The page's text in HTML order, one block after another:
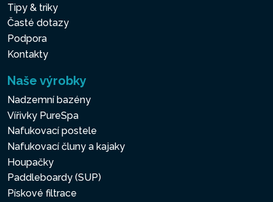
Tipy & triky
Časté dotazy
Podpora
Kontakty
Naše výrobky
Nadzemní bazény
Vířivky PureSpa
Nafukovací postele
Nafukovací čluny a kajaky
Houpačky
Paddleboardy (SUP)
Pískové filtrace